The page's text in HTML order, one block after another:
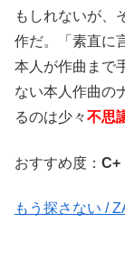
もしれないが、
作だ。「素直に
本人が作曲まで
ない本人作曲の
るのは少々不思
おすすめ度： C+
もう探さない /